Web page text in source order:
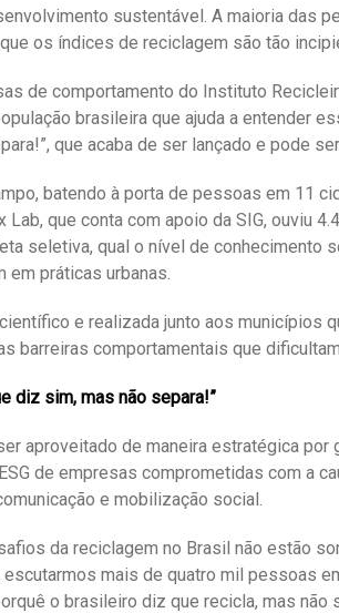
sustentável. A maioria das
os índices de reciclagem são tão
de comportamento do Instituto
brasileira que ajuda a entender
que acaba de ser lançado e pode
batendo à porta de pessoas em 11
que conta com apoio da SIG, ouviu
seletiva, qual o nível de conhecimento
práticas urbanas.
e realizada junto aos municípios
barreiras comportamentais que
diz sim, mas não separa!”
aproveitado de maneira estratégica
de empresas comprometidas com a
e mobilização social.
da reciclagem no Brasil não estão
mais de quatro mil pessoas
o brasileiro diz que recicla, mas não